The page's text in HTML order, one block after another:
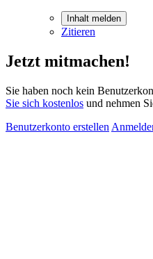
Inhalt melden
Zitieren
Jetzt mitmachen!
Sie haben noch kein
Sie sich kostenlos und nehmen
Benutzerkonto erstellen